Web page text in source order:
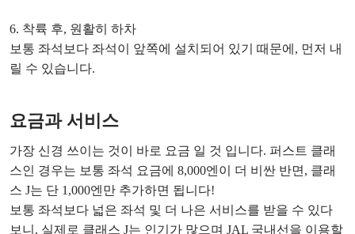
6. 착륙 후, 원활히 하차
보통 좌석보다 좌석이 앞쪽에 설치되어 있기 때문에, 먼저 내
릴 수 있습니다.
요금과 서비스
가장 신경 쓰이는 것이 바로 요금 일 것 입니다. 퍼스트 클래
스인 경우는 보통 좌석 요금에 8,000엔이 더 비싼 반면, 클래
스 J는 단 1,000엔만 추가하면 됩니다!
보통 좌석보다 넓은 좌석 및 더 나은 서비스를 받을 수 있다
보니, 실제로 클래스 J는 인기가 많으며 JAL 국내선을 이용할